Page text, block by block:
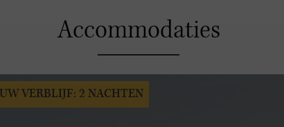
Accommodaties
UW VERBLIJF: 2 NACHTEN